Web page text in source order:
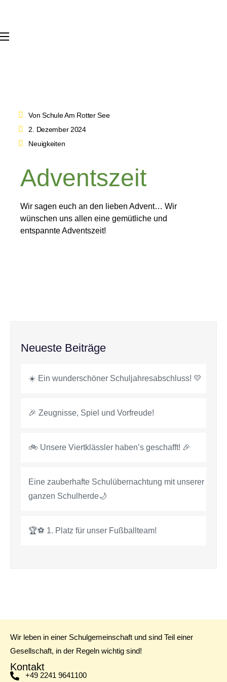
Von Schule Am Rotter See
2. Dezember 2024
Neuigkeiten
Adventszeit
Wir sagen euch an den lieben Advent… Wir
wünschen uns allen eine gemütliche und
entspannte Adventszeit!
Neueste Beiträge
☀️ Ein wunderschöner Schuljahresabschluss! 💛
🎉 Zeugnisse, Spiel und Vorfreude!
🚲 Unsere Viertklässler haben’s geschafft! 🎉
Eine zauberhafte Schulübernachtung mit unserer
ganzen Schulherde🌙
🏆⚽ 1. Platz für unser Fußballteam!
Wir leben in einer Schulgemeinschaft und sind Teil einer
Gesellschaft, in der Regeln wichtig sind!
Kontakt
+49 2241 9641100